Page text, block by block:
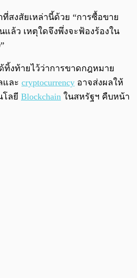
ที่สงสัยเหล่านี้ด้วย “การซื้อขาย
แล้ว เหตุใดจึงพึ่งจะฟ้องร้องใน
ทิ้งท้ายไว้ว่าการขาดกฎหมาย
และ cryptocurrency อาจส่งผลให้
โลยี Blockchain ในสหรัฐฯ คืบหน้า